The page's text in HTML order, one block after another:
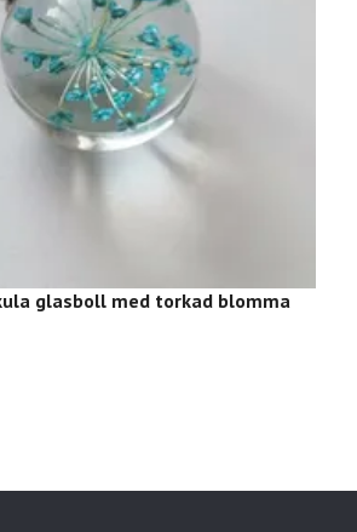
glasboll med torkad blomma